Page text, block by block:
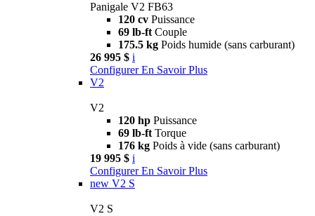
Panigale V2 FB63
120 cv Puissance
69 lb-ft Couple
175.5 kg Poids humide (sans carburant)
26 995 $ i
Configurer En Savoir Plus
V2
V2
120 hp Puissance
69 lb-ft Torque
176 kg Poids à vide (sans carburant)
19 995 $ i
Configurer En Savoir Plus
new V2 S
V2 S